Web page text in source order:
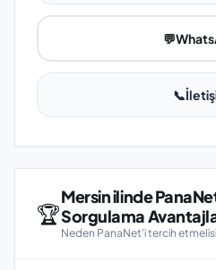
💬
📞
🏆
Mersin ilinde
Sorgulama
Neden PanaNet'i tercih